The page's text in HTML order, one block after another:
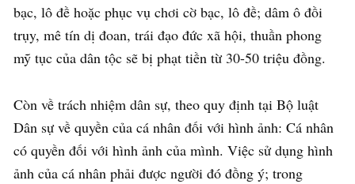
bạc, lô đề hoặc phục vụ chơi cờ bạc, lô đề; dâm ô đồi
trụy, mê tín dị đoan, trái đạo đức xã hội, thuần phong
mỹ tục của dân tộc sẽ bị phạt tiền từ 30-50 triệu đồng.
Còn về trách nhiệm dân sự, theo quy định tại Bộ luật
Dân sự về quyền của cá nhân đối với hình ảnh: Cá nhân
có quyền đối với hình ảnh của mình. Việc sử dụng hình
ảnh của cá nhân phải được người đó đồng ý; trong